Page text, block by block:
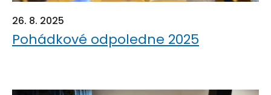
26. 8. 2025
Pohádkové odpoledne 2025